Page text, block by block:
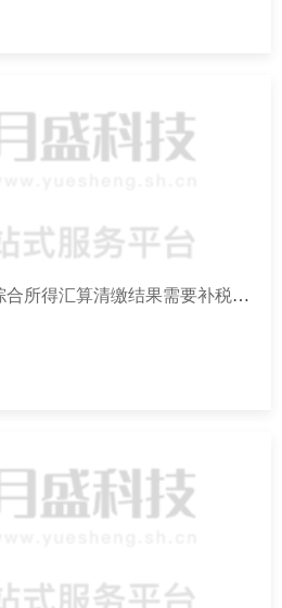
热点问答 个人所得税综合所得汇算清缴结果需要补税，如果不补税，会有什么后果？